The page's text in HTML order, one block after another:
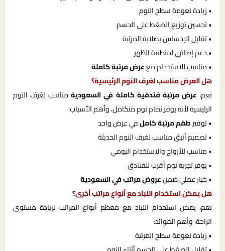
• زيادة نعومة سطح النوم
• تحسين توزيع الضغط على الجسم
• تقليل الإحساس بصلابة المرتبة
• دعم إضافي لمنطقة الظهر
• مناسب للاستخدام مععرض مرتبة كاملة
هل العرض مناسب لغرف النوم الرئيسية؟
نعم، عرض مرتبة فندقية كاملة في السعوديةمناسب لغرف النوم
الرئيسية لأنه يوفر نظام نوم متكامل، وأهم الأسباب:
• توفيرطقم مرتبة كاملفي عرض واحد
• تصميم أنيق مناسب لغرف النوم الحديثة
• مناسب للأزواج والاستخدام اليومي
• يوفر تجربة نوم أقرب للفنادق
• خيار عملي ضمنعروض مراتب في السعودية
هل يمكن استخدام اللباد مع أنواع مراتب أخرى؟
نعم، يمكن استخدام اللباد مع معظم أنواع المراتب لزيادة مستوى
الراحة، وأهم الفوائد:
• زيادة نعومة سطح المرتبة